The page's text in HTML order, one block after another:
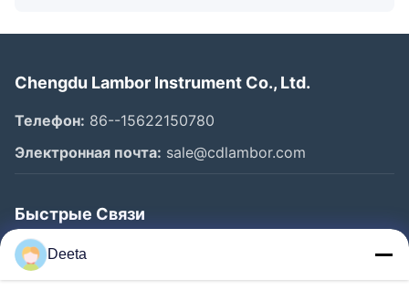
Chengdu Lambor Instrument Co., Ltd.
Телефон: 86--15622150780
Электронная почта: sale@cdlambor.com
Быстрые Связи
Главная Страница
Продукция
Deeta